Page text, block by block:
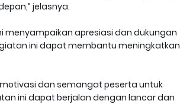
jelasnya.
menyampaikan apresiasi dan dukungan
ini dapat membantu meningkatkan
dan semangat peserta untuk
ini dapat berjalan dengan lancar dan